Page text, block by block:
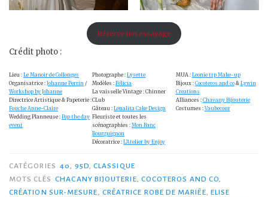
Réserve ton essayage
Crédit photo :
Lieu : Le Manoir de Collonges
Organisatrice : Johanne Perrin /
Workshop by Johanne
Directrice Artistique & Papeterie :
Fouche Anne-Claire
Wedding Planneuse : Pop the day
event
Photographe :Lysette
Modèles :Félicia
La vaisselle Vintage : Chinner
CLub
Gâteau :Lonalita Cake Design
Fleuriste et toutes les
scénographies :Mon Banc
Bourguignon
Décoratrice :L’Atelier by Enjoy
MUA : Leonie trp Make-up
Bijoux : Cocoteros and co& Lywin
Creations
Alliances : Chavany Bijouterie
Costumes : Vaubecour
CATÉGORIES 40 95D ,CLASSIQUE
MOTS CLÉS CHACANY BIJOUTERIE COCOTEROS AND CO
CRÉATION SUR-MESURE
CRÉATRICE ROBE DE MARIÉE ELISE